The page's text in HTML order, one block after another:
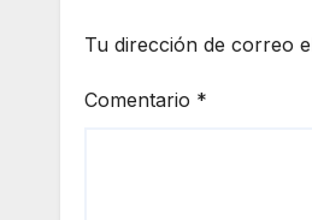
Tu dirección de correo
Comentario *